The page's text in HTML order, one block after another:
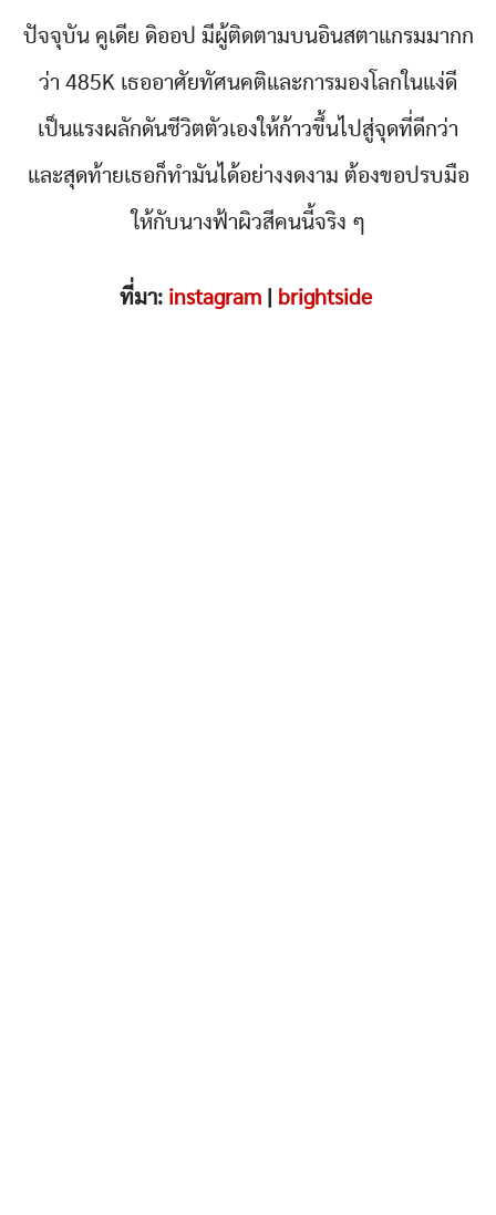
ปัจจุบัน คูเดีย ดิออป มีผู้ติดตามบนอินสตาแกรมมากก
ว่า 485K เธออาศัยทัศนคติและการมองโลกในแง่ดี
เป็นแรงผลักดันชีวิตตัวเองให้ก้าวขึ้นไปสู่จุดที่ดีกว่า
และสุดท้ายเธอก็ทำมันได้อย่างงดงาม ต้องขอปรบมือ
ให้กับนางฟ้าผิวสีคนนี้จริง ๆ
ที่มา: instagram| brightside